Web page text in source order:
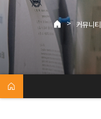
> 커뮤니티